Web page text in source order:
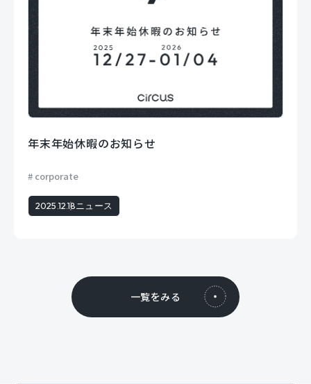
一覧をみる
年末年始休暇のお知らせ
corporate
2025.12.18ニュース